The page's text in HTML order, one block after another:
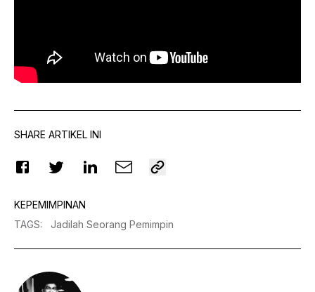
SHARE ARTIKEL INI
KEPEMIMPINAN
TAGS: Jadilah Seorang Pemimpin